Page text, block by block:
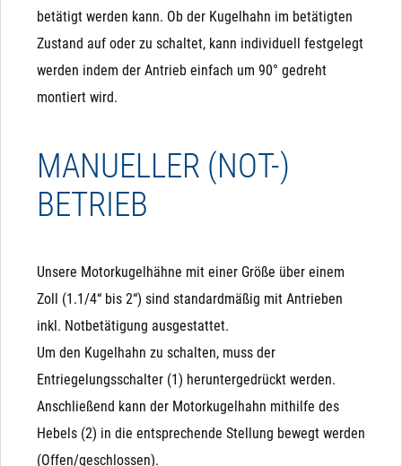
Pro Kugelhahn
10 Sekunden pro Schaltvorgang
Großer Durchfluss: Es steht die komplette Bohrung zur
3-Wege Variante verfügbar: Für Umschaltvorgänge
Analogansteuerung
50% geöffnet) zu fahren. Dazu verfügt sie je nach Typ
über 4-5 Adern, von denen 2 Adern mit "+" bzw. "L" und "-
" bzw. "N" den Antrieb permanent mit Strom versorgen.
Eine weitere Ader ist als Eingang mit 0 (2) bis 10 V
gedacht und je nach Typ eine zusätzliche für 4 bis 20
mA. Je nach anliegender Spannung / Strom fährt dieser
Antrieb in die entsprechende Prozentuale
betätigt werden kann. Ob der Kugelhahn im betätigten
Zustand auf oder zu schaltet, kann individuell festgelegt
werden indem der Antrieb einfach um 90° gedreht
montiert wird.
MANUELLER (NOT-)
BETRIEB
Unsere Motorkugelhähne mit einer Größe über einem
Zoll (1.1/4“ bis 2“) sind standardmäßig mit Antrieben
inkl. Notbetätigung ausgestattet.
Um den Kugelhahn zu schalten, muss der
Entriegelungsschalter (1) heruntergedrückt werden.
Anschließend kann der Motorkugelhahn mithilfe des
Hebels (2) in die entsprechende Stellung bewegt werden
(Offen/geschlossen).